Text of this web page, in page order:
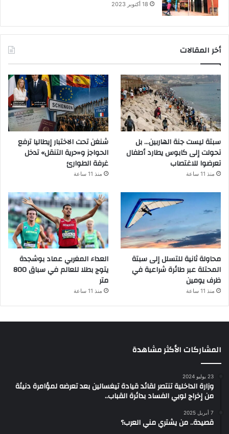
18 أكتوبر 2023
أخر المقالات
سبتة ليست جنة الهاربين… بل
تحولت إلى كابوس يطارد أطفال
تعرضوا للاغتصاب
منذ 11 ساعة
شنغن تحت الاختبار إيطاليا ترفع
الحواجز و«حرية التنقل» تدخل
غرفة الطوارئ
منذ 11 ساعة
محاولة ثانية للتسلل إلى سبتة
المحتلة عبر طائرة شراعية في
ظرف يومين
منذ 11 ساعة
العداء المغربي عماد بوشجدة
يتوج بطلا للعالم في سباق 800
متر
منذ 11 ساعة
المشاركات الأكثر مشاهدة
23 يوليو 2024
وزارة الداخلية تنتصر لقائد قيادة تيغسالين بعد تعرضه لمؤامرة دنيئة
من إخراج لوبي الفساد بدائرة القباب..
7 أبريل 2025
قصيدة.. من يشتري مني العرب؟